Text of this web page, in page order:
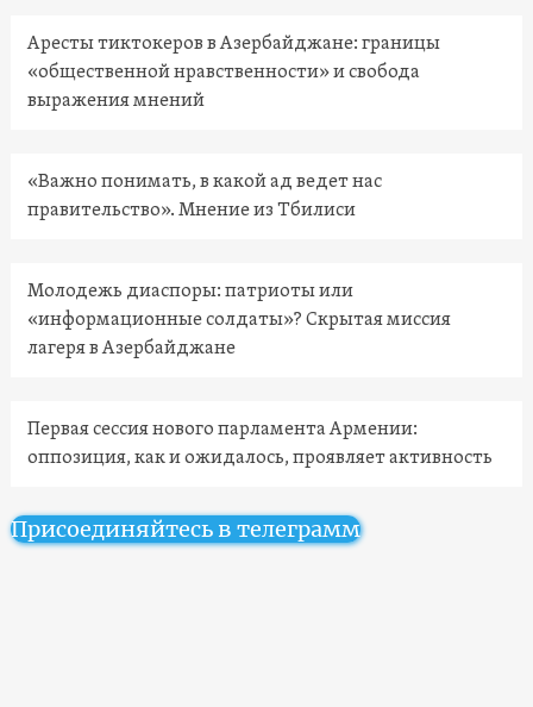
Аресты тиктокеров в Азербайджане: границы
«общественной нравственности» и свобода
выражения мнений
«Важно понимать, в какой ад ведет нас
правительство». Мнение из Тбилиси
Молодежь диаспоры: патриоты или
«информационные солдаты»? Скрытая миссия
лагеря в Азербайджане
Первая сессия нового парламента Армении:
оппозиция, как и ожидалось, проявляет активность
Присоединяйтесь в телеграмм